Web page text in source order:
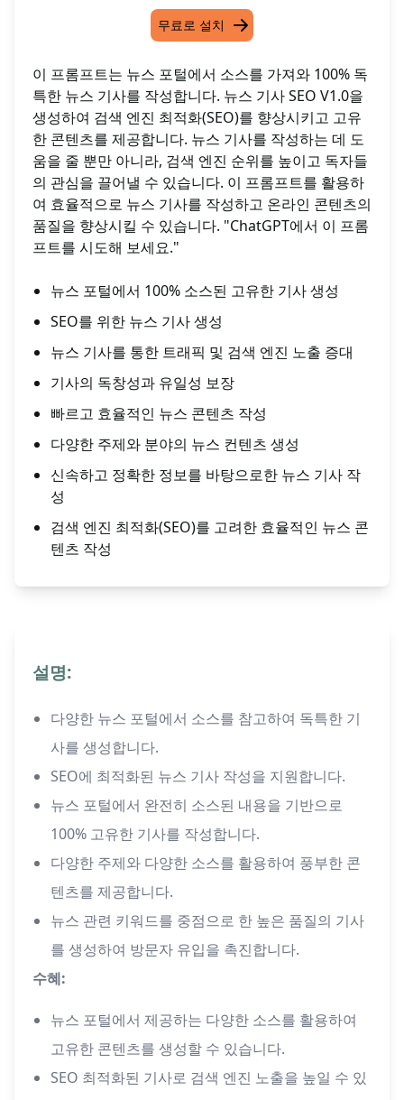
무료로 설치
이 프롬프트는 뉴스 포털에서 소스를 가져와 100% 독
특한 뉴스 기사를 작성합니다. 뉴스 기사 SEO V1.0을
생성하여 검색 엔진 최적화(SEO)를 향상시키고 고유
한 콘텐츠를 제공합니다. 뉴스 기사를 작성하는 데 도
움을 줄 뿐만 아니라, 검색 엔진 순위를 높이고 독자들
의 관심을 끌어낼 수 있습니다. 이 프롬프트를 활용하
여 효율적으로 뉴스 기사를 작성하고 온라인 콘텐츠의
품질을 향상시킬 수 있습니다. "ChatGPT에서 이 프롬
프트를 시도해 보세요."
뉴스 포털에서 100% 소스된 고유한 기사 생성
SEO를 위한 뉴스 기사 생성
뉴스 기사를 통한 트래픽 및 검색 엔진 노출 증대
기사의 독창성과 유일성 보장
빠르고 효율적인 뉴스 콘텐츠 작성
다양한 주제와 분야의 뉴스 컨텐츠 생성
신속하고 정확한 정보를 바탕으로한 뉴스 기사 작
성
검색 엔진 최적화(SEO)를 고려한 효율적인 뉴스 콘
텐츠 작성
설명:
다양한 뉴스 포털에서 소스를 참고하여 독특한 기
사를 생성합니다.
SEO에 최적화된 뉴스 기사 작성을 지원합니다.
뉴스 포털에서 완전히 소스된 내용을 기반으로
100% 고유한 기사를 작성합니다.
다양한 주제와 다양한 소스를 활용하여 풍부한 콘
텐츠를 제공합니다.
뉴스 관련 키워드를 중점으로 한 높은 품질의 기사
를 생성하여 방문자 유입을 촉진합니다.
수혜:
뉴스 포털에서 제공하는 다양한 소스를 활용하여
고유한 콘텐츠를 생성할 수 있습니다.
SEO 최적화된 기사로 검색 엔진 노출을 높일 수 있